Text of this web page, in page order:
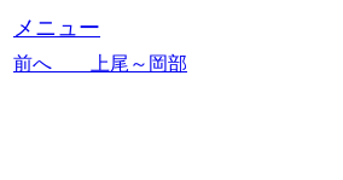
メニュー
前へ 上尾～岡部